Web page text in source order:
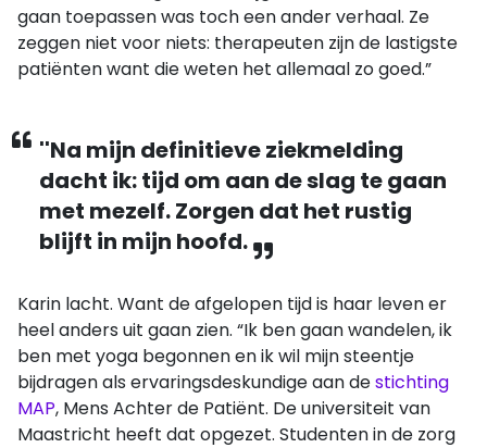
gaan toepassen was toch een ander verhaal. Ze
zeggen niet voor niets: therapeuten zijn de lastigste
patiënten want die weten het allemaal zo goed.”
''Na mijn definitieve ziekmelding
dacht ik: tijd om aan de slag te gaan
met mezelf. Zorgen dat het rustig
blijft in mijn hoofd.
Karin lacht. Want de afgelopen tijd is haar leven er
heel anders uit gaan zien. “Ik ben gaan wandelen, ik
ben met yoga begonnen en ik wil mijn steentje
bijdragen als ervaringsdeskundige aan destichting
MAP, Mens Achter de Patiënt. De universiteit van
Maastricht heeft dat opgezet. Studenten in de zorg